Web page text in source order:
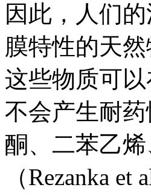
因此，人们
膜特性的天
这些物质可
不会产生耐
酮、二苯乙
（Rezanka